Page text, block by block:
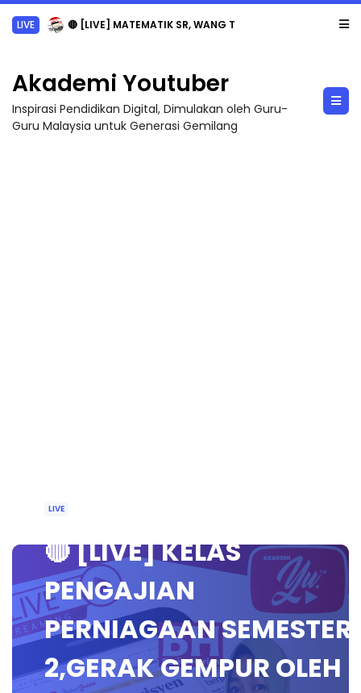
LIVE 🔴 [LIVE] MATEMATIK SR, WANG TAHUN 6 OLEH CIKGU ANITA #ALLINONE #141 #...
Akademi Youtuber
Inspirasi Pendidikan Digital, Dimulakan oleh Guru-
Guru Malaysia untuk Generasi Gemilang
LIVE
🔴 [LIVE] KELAS
PENGAJIAN
PERNIAGAAN SEMESTER
2,GERAK GEMPUR OLEH